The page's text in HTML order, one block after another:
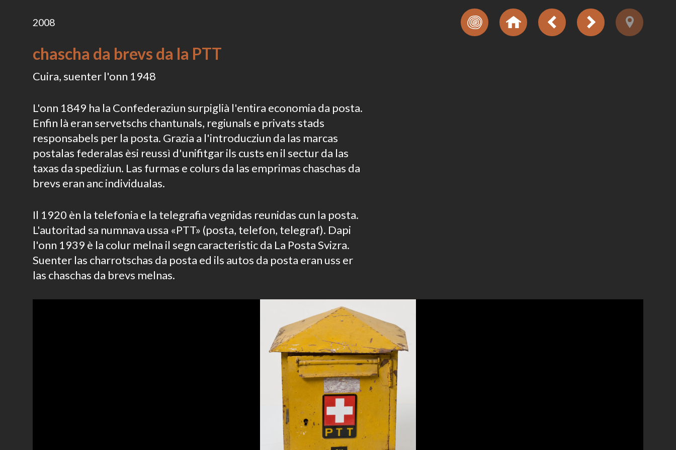
2008
chascha da brevs da la PTT
Cuira, suenter l'onn 1948
L'onn 1849 ha la Confederaziun surpiglià l'entira economia da posta.
Enfin là eran servetschs chantunals, regiunals e privats stads
responsabels per la posta. Grazia a l'introducziun da las marcas
postalas federalas èsi reussì d'unifitgar ils custs en il sectur da las
taxas da spediziun. Las furmas e colurs da las emprimas chaschas da
brevs eran anc individualas.
Il 1920 èn la telefonia e la telegrafia vegnidas reunidas cun la posta.
L'autoritad sa numnava ussa «PTT» (posta, telefon, telegraf). Dapi
l'onn 1939 è la colur melna il segn caracteristic da La Posta Svizra.
Suenter las charrotschas da posta ed ils autos da posta eran uss er
las chaschas da brevs melnas.